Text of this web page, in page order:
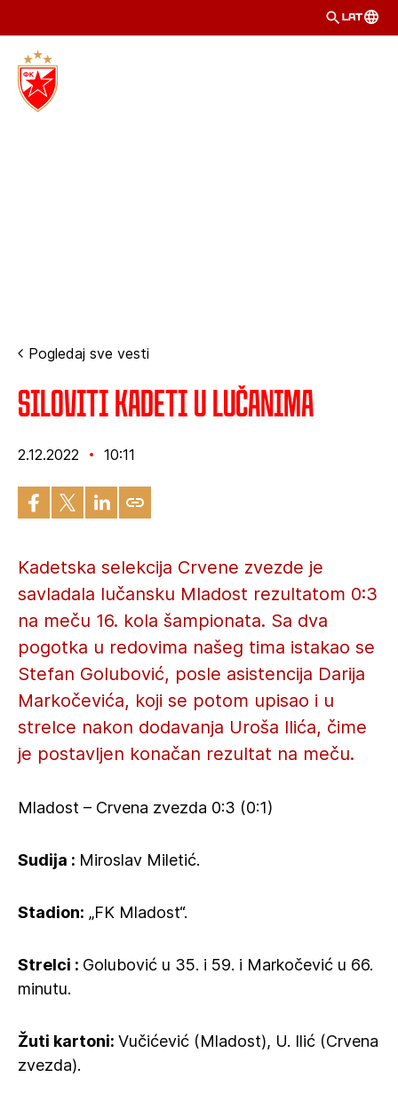
LAT
Pogledaj sve vesti
Siloviti kadeti u Lučanima
2.12.2022 10:11
Kadetska selekcija Crvene zvezde je
savladala lučansku Mladost rezultatom 0:3
na meču 16. kola šampionata. Sa dva
pogotka u redovima našeg tima istakao se
Stefan Golubović, posle asistencija Darija
Markočevića, koji se potom upisao i u
strelce nakon dodavanja Uroša Ilića, čime
je postavljen konačan rezultat na meču.
Mladost – Crvena zvezda 0:3 (0:1)
Sudija : Miroslav Miletić.
Stadion: „FK Mladost“.
Strelci : Golubović u 35. i 59. i Markočević u 66.
minutu.
Žuti kartoni: Vučićević (Mladost), U. Ilić (Crvena
zvezda).